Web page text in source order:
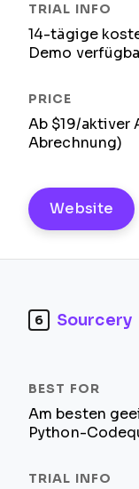
14-tägige
Demo
Ab $19/
Abrechnung)
Website
6 Sourcery
Am besten
Python-